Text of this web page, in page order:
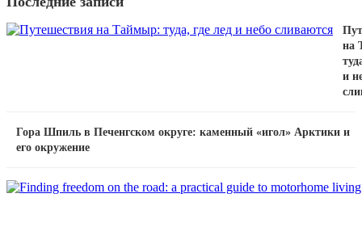
на
и
Гора Шпиль в Печенгском округе: каменный «игол» Арктики и
его окружение